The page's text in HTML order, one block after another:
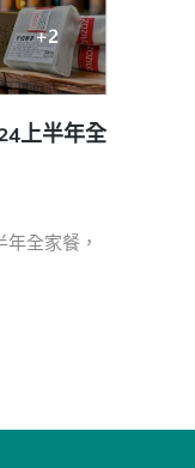
上半年全
全家餐，